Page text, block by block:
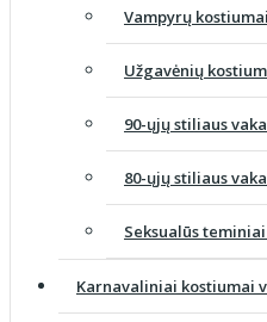
Vampyrų kostiumai
Užgavėnių
90-ųjų stiliaus
80-ųjų stiliaus
Seksualūs
Karnavaliniai kostiumai